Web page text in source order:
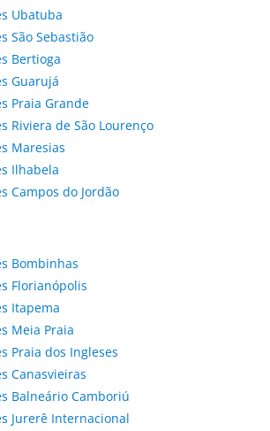
Ubatuba
São Sebastião
Bertioga
Guarujá
Praia Grande
Riviera de São Lourenço
Maresias
Ilhabela
Campos do Jordão
Bombinhas
Florianópolis
Itapema
Meia Praia
Praia dos Ingleses
Canasvieiras
Balneário Camboriú
Jurerê Internacional